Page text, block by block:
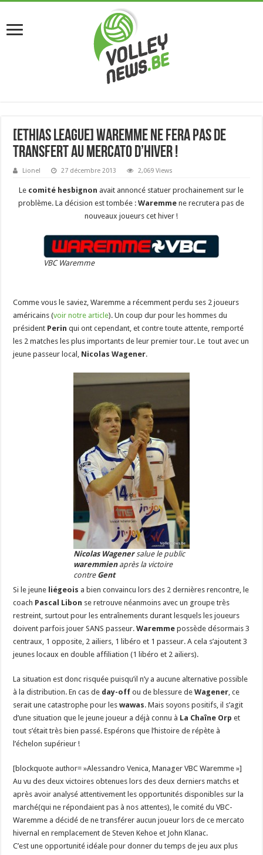
[Ethias League] Waremme ne fera pas de
transfert au Mercato d’hiver !
Lionel 27 décembre 2013 2,069 Views
Le comité hesbignon avait annoncé statuer prochainement sur le
problème. La décision est tombée :Waremme ne recrutera pas de
nouveaux joueurs cet hiver !
VBC Waremme
Comme vous le saviez, Waremme a récemment perdu ses 2 joueurs
américains (voir notre article). Un coup dur pour les hommes du
président Perin qui ont cependant, et contre toute attente, remporté
les 2 matches les plus importants de leur premier tour. Le tout avec un
jeune passeur local, Nicolas Wagener.
Nicolas Wagenersalue le public
waremmienaprès la victoire
contre Gent
Si le jeune liégeois a bien convaincu lors des 2 dernières rencontre, le
coach Pascal Libon se retrouve néanmoins avec un groupe très
restreint, surtout pour les entraînements durant lesquels les joueurs
doivent parfois jouer SANS passeur.Waremme possède désormais 3
centraux, 1 opposite, 2 ailiers, 1 libéro et 1 passeur. A cela s’ajoutent 3
jeunes locaux en double affiliation (1 libéro et 2 ailiers).
La situation est donc risquée puisqu’il n’y a aucune alternative possible
à la distribution. En cas de day-off ou de blessure deWagener, ce
serait une catastrophe pour leswawas. Mais soyons positifs, il s’agit
d’une situation que le jeune joueur a déjà connu à La Chaîne Orp et
tout s’était très bien passé. Espérons que l’histoire de répète à
l’échelon supérieur !
[blockquote author= »Alessandro Venica, Manager VBC Waremme »]
Au vu des deux victoires obtenues lors des deux derniers matchs et
après avoir analysé attentivement les opportunités disponibles sur la
marché(qui ne répondaient pas à nos attentes), le comité du VBC-
Waremme a décidé de ne transférer aucun joueur lors de ce mercato
hivernal en remplacement de Steven Kehoe et John Klanac.
C’est une opportunité idéale pour donner du temps de jeu aux plus